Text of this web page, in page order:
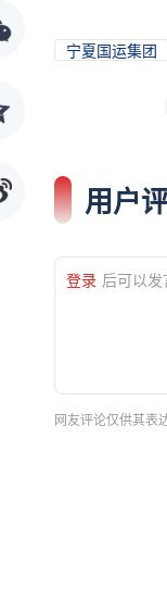
宁夏国运集团
用户
登录 后可以发
网友评论仅供其表